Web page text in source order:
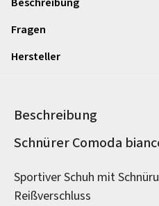
Fragen
Hersteller
Beschreibung
Produktinformationen
Schnürer Comoda
Sportiver Schuh mit
Reißverschluss